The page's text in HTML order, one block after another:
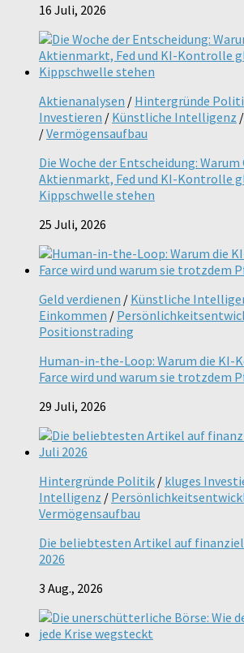
16 Juli, 2026
Aktienanalysen / Hintergründe
Investieren / Künstliche Intelligenz /
/Vermögensaufbau
Die Woche der Entscheidung:
Aktienmarkt, Fed und KI-Kontrolle
Kippschwelle stehen
25 Juli, 2026
Geld verdienen / Künstliche
Einkommen /
Positionstrading
Human-in-the-Loop: Warum die KI-
Farce wird und warum sie trotzdem
29 Juli, 2026
Hintergründe Politik / kluges
Intelligenz /
Vermögensaufbau
Die beliebtesten Artikel auf
2026
3 Aug., 2026